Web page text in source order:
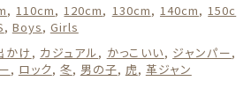
, 110cm, 120cm, 130cm, 140cm, 150c
, Boys, Girls
かけ , カジュアル, かっこいい, ジャンパー,
, ロック, 冬, 男の子, 虎, 革ジャン
カテゴリー一覧